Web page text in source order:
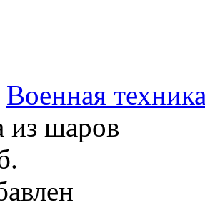
Военная
из шаров